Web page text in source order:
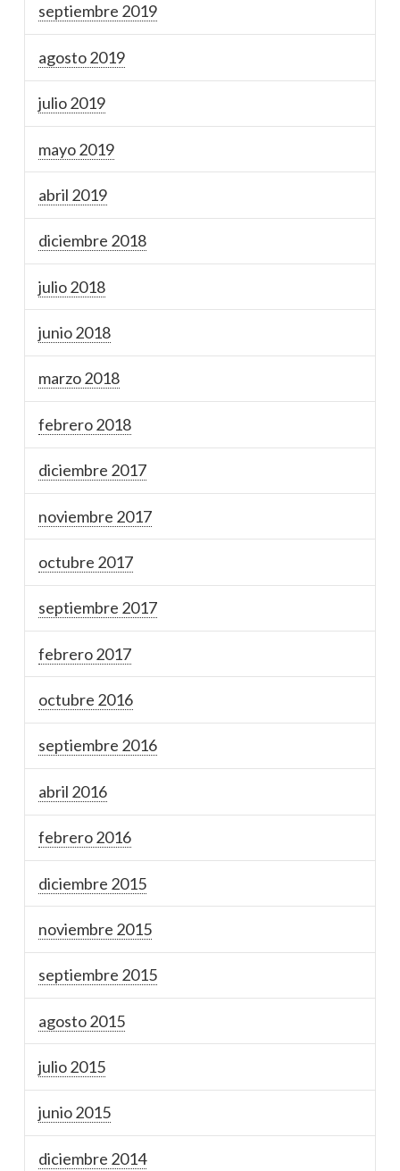
septiembre 2019
agosto 2019
julio 2019
mayo 2019
abril 2019
diciembre 2018
julio 2018
junio 2018
marzo 2018
febrero 2018
diciembre 2017
noviembre 2017
octubre 2017
septiembre 2017
febrero 2017
octubre 2016
septiembre 2016
abril 2016
febrero 2016
diciembre 2015
noviembre 2015
septiembre 2015
agosto 2015
julio 2015
junio 2015
diciembre 2014